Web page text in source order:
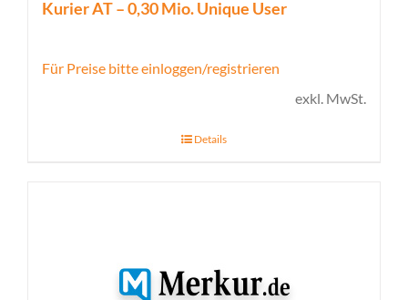
Kurier AT – 0,30 Mio. Unique User
Für Preise bitte einloggen/registrieren
exkl. MwSt.
Details